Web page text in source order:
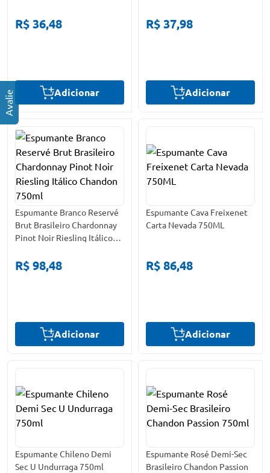
R$ 36,48
Adicionar
R$ 37,98
Adicionar
Espumante Branco Reservé
Brut Brasileiro Chardonnay
Pinot Noir Riesling Itálico
R$ 98,48
Adicionar
Espumante Cava Freixenet
Carta Nevada 750ML
R$ 86,48
Adicionar
Espumante Chileno Demi
Sec U Undurraga 750ml
Espumante Rosé Demi-Sec
Brasileiro Chandon Passion